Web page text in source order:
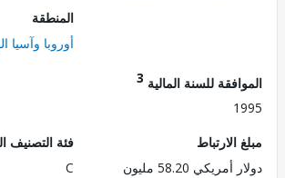
أوروبا وآسيا الوسطى
للسنة المالية3
58.20 مليون
فئة التصنيف البيئي